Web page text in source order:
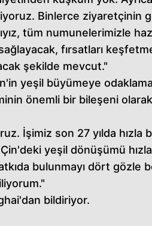
Binlerce ziyaretçinin
tüm numunelerimizle
fırsatları
şekilde mevcut."
yeşil büyümeye
önemli bir bileşeni
İşimiz son 27 yılda hızla
yeşil dönüşümü
bulunmayı dört gözle
bildiriyor.